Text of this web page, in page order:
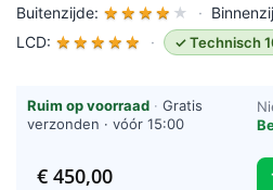
Buitenzijde: ★ ★ ★ ★ ★ ·
LCD: ★ ★ ★ ★ ★ · ✓ Technisch
Ruim op voorraad · Gratis
verzonden · vóór 15:00
€450,00